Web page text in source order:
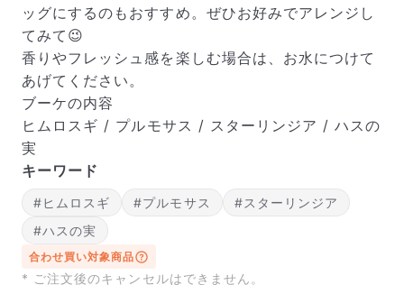
届いたお花に元気がなかったら？
ッグにするのもおすすめ。ぜひお好みでアレンジし
てみて😉
香りやフレッシュ感を楽しむ場合は、お水につけて
あげてください。
ブーケの内容
ヒムロスギ / プルモサス / スターリンジア / ハスの
実
キーワード
#ヒムロスギ #プルモサス
#スターリンジア
#ハスの実
合わせ買い対象商品
* ご注文後のキャンセルはできません。